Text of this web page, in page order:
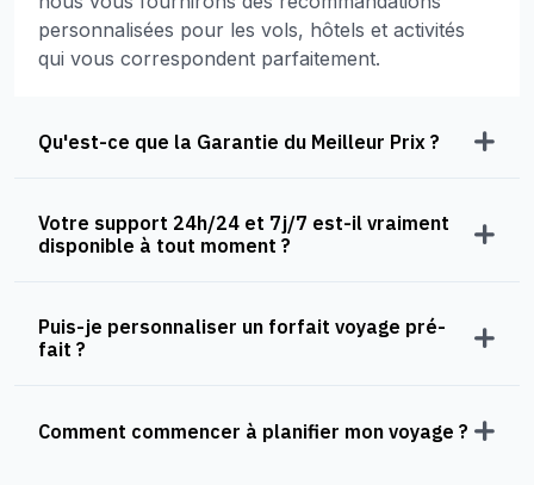
personnalisées pour les vols, hôtels et activités
qui vous correspondent parfaitement.
Qu'est-ce que la Garantie du Meilleur Prix ?
Votre support 24h/24 et 7j/7 est-il vraiment
disponible à tout moment ?
Puis-je personnaliser un forfait voyage pré-
fait ?
Comment commencer à planifier mon voyage ?